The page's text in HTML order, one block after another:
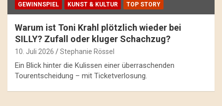
GEWINNSPIEL KUNST & KULTUR TOP STORY
Warum ist Toni Krahl plötzlich wieder bei
SILLY? Zufall oder kluger Schachzug?
10. Juli 2026 Stephanie Rössel
Ein Blick hinter die Kulissen einer überraschenden
Tourentscheidung – mit Ticketverlosung.